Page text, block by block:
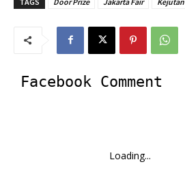
Facebook Comment
Loading...